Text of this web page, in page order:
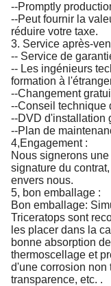
--Promptly
--Peut fournir la
réduire votre taxe.
3. Service après-
-- Service de
-- Les ingénieurs
formation à
--Changement
--Conseil technique
--DVD d'installation
--Plan de
4,Engagement :
Nous signerons
signature du
envers nous.
5, bon emballage :
Bon emballage:
Triceratops sont
les placer dans la
bonne absorption
thermoscellage et
d'une corrosion non
transparence, etc. .